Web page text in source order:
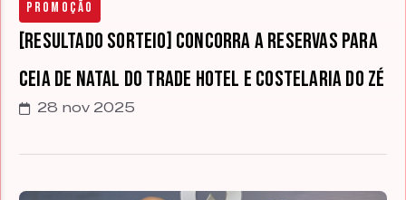
Promoção
[RESULTADO SORTEIO] Concorra a reservas para
ceia de Natal do Trade Hotel e Costelaria do Zé
28 nov 2025